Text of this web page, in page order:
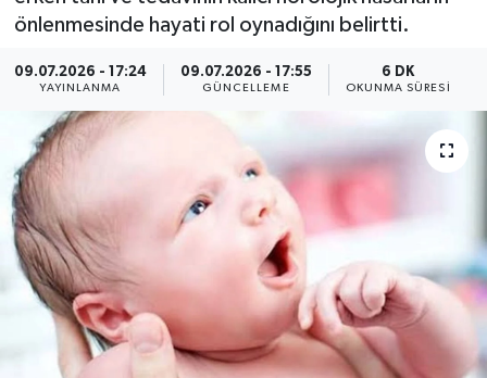
önlenmesinde hayati rol oynadığını belirtti.
09.07.2026 - 17:24
YAYINLANMA
09.07.2026 - 17:55
GÜNCELLEME
6 DK
OKUNMA SÜRESI
Si̇yaset
Spor
Yaşam
Anali̇z
Bi̇li̇m & Teknoloji̇
Dünya
Eği̇ti̇m
Haber Arşivi